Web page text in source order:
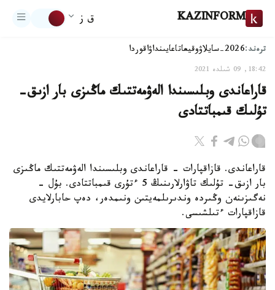
KAZINFORM ق ز
ترەند:2026-سايلاۋ وقيعاتاعايىنداۋاقوردا
18:42, 09 شىلدە 2021
قاراعاندى وبلىسىندا الەۋمەتتىك ماڭىزى بار ازىق-
تۇلىك قىمباتتادى
قاراعاندى. قازاقپارات - قاراعاندى وبلىسىندا الەۋمەتتىك ماڭىزى
بار ازىق- تۇلىك تاۋارلارىنىڭ 5 ءتۇرى قىمباتتادى. بۇل -
نەگىزىنەن وڭىردە وندىرىلمەيتىن ونىمدەر، دەپ حابارلايدى
قازاقپارات ءتىلشىسى.